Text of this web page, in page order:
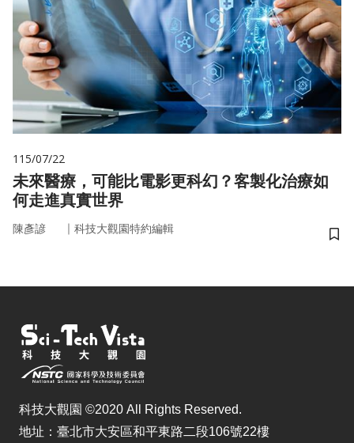
115/07/22
未來醫療，可能比電影更科幻？客製化治療如
何走進真實世界
陳彥諺 ｜ 科技大觀園特約編輯
儲
科技大觀園 ©2020 All Rights Reserved.
地址：臺北市大安區和平東路二段106號22樓